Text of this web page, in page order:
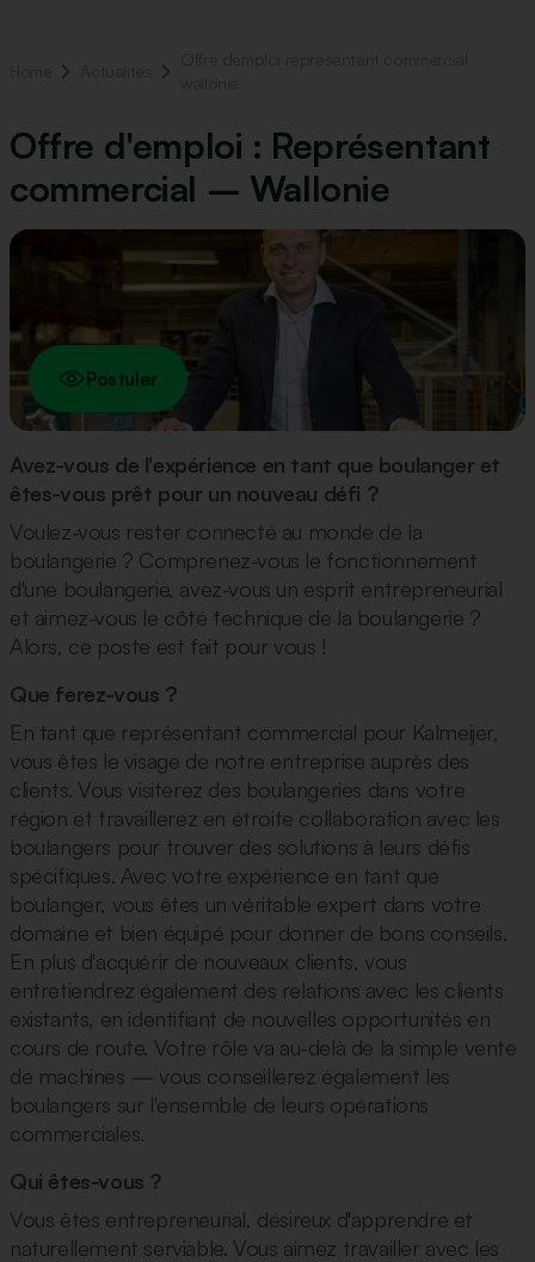
Offre d'emploi : Représentant
commercial – Wallonie
Postuler
Avez-vous de l'expérience en tant que boulanger et
êtes-vous prêt pour un nouveau défi ?
Voulez-vous rester connecté au monde de la
boulangerie ? Comprenez-vous le fonctionnement
d'une boulangerie, avez-vous un esprit entrepreneurial
et aimez-vous le côté technique de la boulangerie ?
Alors, ce poste est fait pour vous !
Que ferez-vous ?
En tant que représentant commercial pour Kalmeijer,
vous êtes le visage de notre entreprise auprès des
clients. Vous visiterez des boulangeries dans votre
région et travaillerez en étroite collaboration avec les
boulangers pour trouver des solutions à leurs défis
spécifiques. Avec votre expérience en tant que
boulanger, vous êtes un véritable expert dans votre
domaine et bien équipé pour donner de bons conseils.
En plus d'acquérir de nouveaux clients, vous
entretiendrez également des relations avec les clients
existants, en identifiant de nouvelles opportunités en
cours de route. Votre rôle va au-delà de la simple vente
de machines — vous conseillerez également les
boulangers sur l'ensemble de leurs opérations
commerciales.
Qui êtes-vous ?
Vous êtes entrepreneurial, désireux d'apprendre et
naturellement serviable. Vous aimez travailler avec les